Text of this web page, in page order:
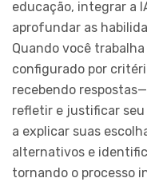
educação, integrar a
aprofundar as
Quando você
configurado por
recebendo
refletir e justificar
a explicar suas
alternativos e
tornando o processo